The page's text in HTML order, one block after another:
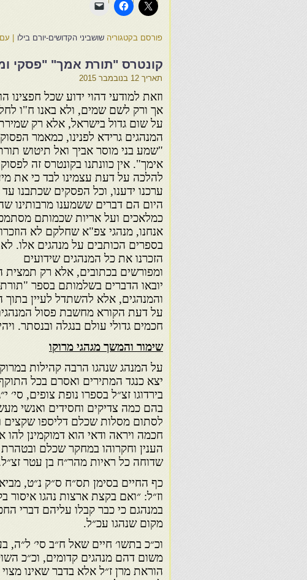
פורסם בקטגוריה שושביני הקדושים-יורם בילו
קונטרס "תורת אמך" "פסקי
תאריך 12 בנובמבר 2015
וזאת למודעי דהוי ידוע שכל חפצינו
אך ורק לשם שמים, ולא באנו ח"ו
על שום גדול בישראל, אלא רק
המנהגים גרידא לפנינו, כמאמר הפסוק
"שמע בני מוסר אביך ואל תיטוש
אימך". אין כוונתנו בקונטרס זה לפסוק
להלכה על דעת עצמינו לבד כי את
ערכנו ידענו, וכל הפסקים שכתבנו עד
היום הם דברים ששמענו מרבותינו
כמלאכים ועל אריות שכמותם
אנחנו, מנהגי צפ"א שחלקם לא הוזכרו
בספרים הכותבים על מנהגים אלו. לא
הזכרנו את כל המנהגים שידועים
ומפורשים בכתובים, אלא רק
יובאו הדברים בשלמותם בספר
והמנהגים, אלא להשתדל לעיין
על דעת הקורא מחשבת פסול
חכמים גדולי עולם בנגלה ובנסתר.
שימור והמשך מגהגי מרוקו
על המנהג שנהגו הרבה קהילות
יצא כנגד המתירים ואסרם בכל
בירדוגו זצ״ל בספרו נופת צופים,
בהם כמה צדיקים וחסידים ואנשי
לסתום מסלות שכלם דליספו שקצים
חכמה ויראה ודאי הוא דמוקמינן
הענין וחקרוהו במחקר שכלם
שדוחה כל ראיות מהר״ח בן עטר
כף החיים בסימן תס״ח ס״ק נ״ט,
וז״ל: ״ואם בקצת ארצות נהגו איסור
במנהגם כי כבר קבלו עליהם דברי
מקום שנהגו עכ״ל.
וכ״כ בתשו׳ חיים שאל ח״ב סי׳ ל״ה,
משום דהם מנהגים קדומים, וכ״כ
הוראת מרן ז״ל אלא בדבר שאינו